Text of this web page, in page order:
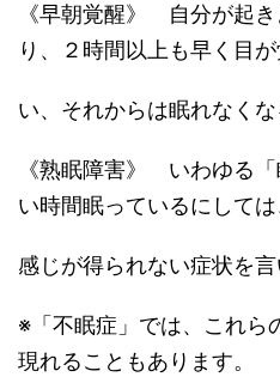
《早朝覚醒》 自分が起
り、２時間以上も早く目
い、それからは眠れなくな
《熟眠障害》 いわゆる
い時間眠っているにして
感じが得られない症状を言
※「不眠症」では、これら
現れることもあります。